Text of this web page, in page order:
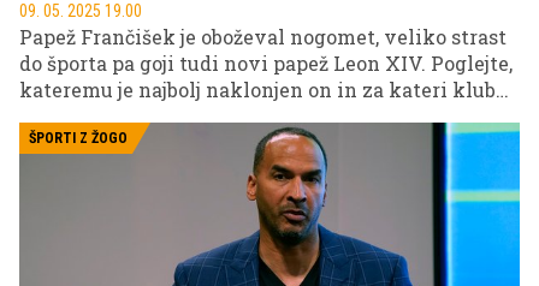
09. 05. 2025 19.00
Papež Frančišek je oboževal nogomet, veliko strast
do športa pa goji tudi novi papež Leon XIV. Poglejte,
kateremu je najbolj naklonjen on in za kateri klub
ŠPORTI Z ŽOGO